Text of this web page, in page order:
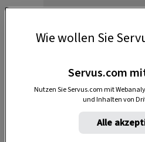
Die Zeit und das Handwerk
Die Reise durch das
Wie wollen Sie
Servus.com
Nutzen Sie Servus.com mit
und Inhalten von
Alle